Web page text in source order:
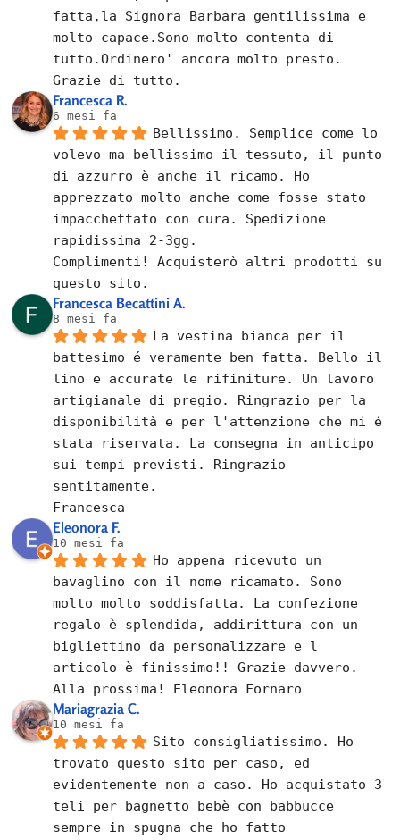
fatta,la Signora Barbara gentilissima e
molto capace.Sono molto contenta di
tutto.Ordinero' ancora molto presto.
Grazie di tutto.
Francesca R.
6 mesi fa
Bellissimo. Semplice come lo
volevo ma bellissimo il tessuto, il punto
di azzurro è anche il ricamo. Ho
apprezzato molto anche come fosse stato
impacchettato con cura. Spedizione
rapidissima 2-3gg.
Complimenti! Acquisterò altri prodotti su
questo sito.
Francesca Becattini A.
8 mesi fa
La vestina bianca per il
battesimo é veramente ben fatta. Bello il
lino e accurate le rifiniture. Un lavoro
artigianale di pregio. Ringrazio per la
disponibilità e per l'attenzione che mi é
stata riservata. La consegna in anticipo
sui tempi previsti. Ringrazio
sentitamente.
Francesca
Eleonora F.
10 mesi fa
Ho appena ricevuto un
bavaglino con il nome ricamato. Sono
molto molto soddisfatta. La confezione
regalo è splendida, addirittura con un
bigliettino da personalizzare e l
articolo è finissimo!! Grazie davvero.
Alla prossima! Eleonora Fornaro
Mariagrazia C.
10 mesi fa
Sito consigliatissimo. Ho
trovato questo sito per caso, ed
evidentemente non a caso. Ho acquistato 3
teli per bagnetto bebè con babbucce
sempre in spugna che ho fatto